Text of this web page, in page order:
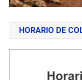
HORARIO DE